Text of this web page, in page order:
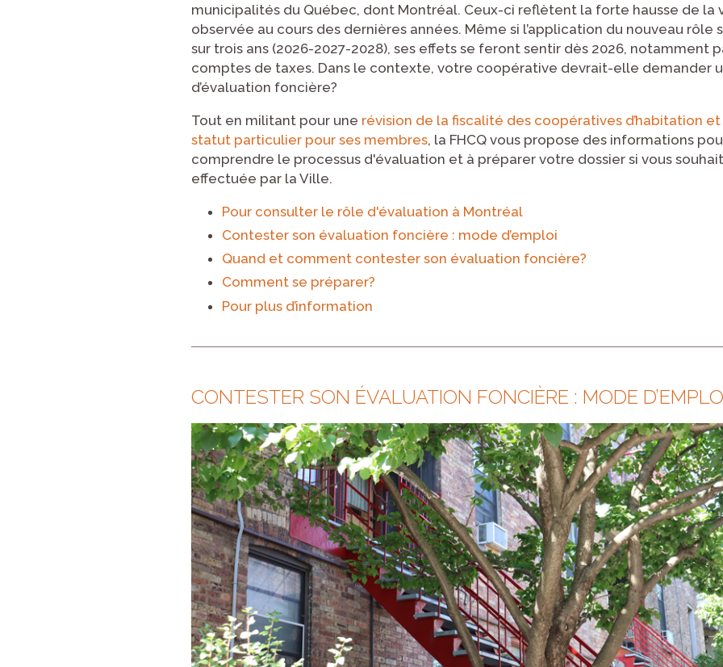
municipalités du Québec, dont Montréal. Ceux-ci reflètent la forte hausse de la
observée au cours des dernières années. Même si l’application du nouveau
sur trois ans (2026-2027-2028), ses effets se feront sentir dès 2026, notamment
comptes de taxes. Dans le contexte, votre coopérative devrait-elle demander
d’évaluation foncière?
Tout en militant pour une révision de la fiscalité des coopératives d’habitation et
statut particulier pour ses membres, la FHCQ vous propose des informations
comprendre le processus d'évaluation et à préparer votre dossier si vous
effectuée par la Ville.
Pour consulter le rôle d'évaluation à Montréal
Contester son évaluation foncière : mode d’emploi
Quand et comment contester son évaluation foncière?
Comment se préparer?
Pour plus d’information
CONTESTER SON ÉVALUATION FONCIÈRE : MODE